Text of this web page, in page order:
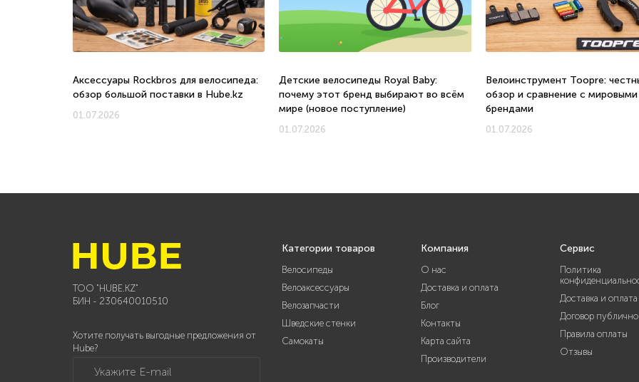
Аксессуары Rockbros для велосипеда:
обзор большой поставки в Hube.kz
01.07.2026
Детские велосипеды Royal Baby:
почему этот бренд выбирают во всём
мире (новое поступление)
01.07.2026
Велоинструмент Toopre:
обзор и сравнение с мировыми
брендами
01.07.2026
ТОО "HUBE.KZ"
БИН - 230640010510
Хотите получать выгодные предложения от
Hube?
Укажите E-mail
Категории товаров
Велосипеды
Велоаксессуары
Велозапчасти
Шведские стенки
Самокаты
Компания
О нас
Доставка и оплата
Блог
Контакты
Карта сайта
Производители
Сервис
Политика
Доставка и оплата
Договор
Правила оплаты
Отзывы